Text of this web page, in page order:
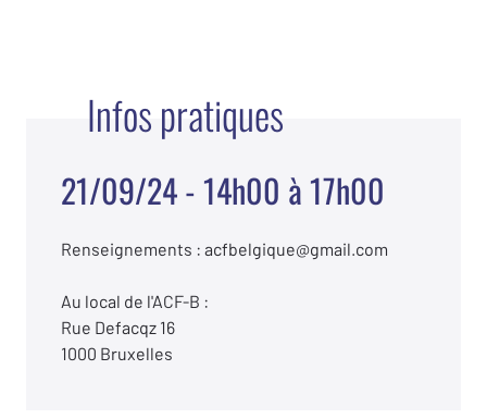
Infos pratiques
21/09/24 - 14h00 à 17h00
Renseignements : acfbelgique@gmail.com
Au local de l'ACF-B :
Rue Defacqz 16
1000 Bruxelles